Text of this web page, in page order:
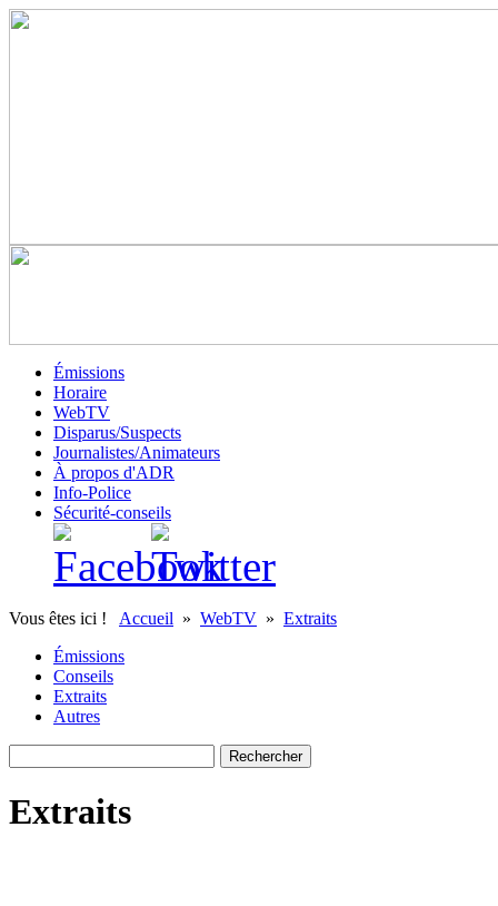
Émissions
Horaire
WebTV
Disparus/Suspects
Journalistes/Animateurs
À propos d'ADR
Info-Police
Sécurité-conseils
Vous êtes ici ! Accueil » WebTV » Extraits
Émissions
Conseils
Extraits
Autres
Extraits